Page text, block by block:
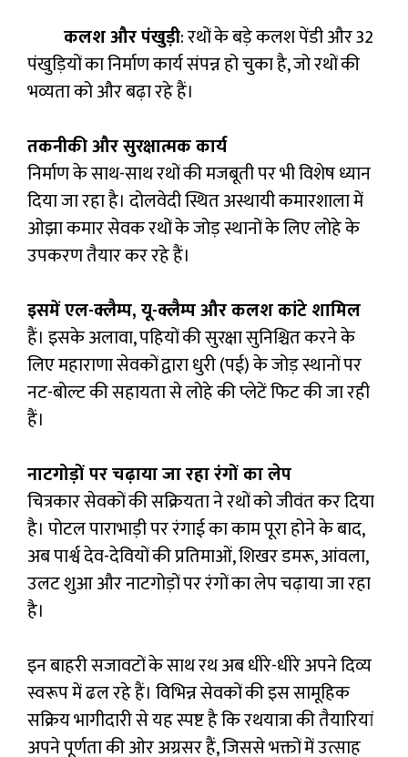
कलश और पंखुड़ी: रथों के बड़े कलश पेंडी और 32
पंखुड़ियों का निर्माण कार्य संपन्न हो चुका है, जो रथों की
भव्यता को और बढ़ा रहे हैं।
तकनीकी और सुरक्षात्मक कार्य
निर्माण के साथ-साथ रथों की मजबूती पर भी विशेष ध्यान
दिया जा रहा है। दोलवेदी स्थित अस्थायी कमारशाला में
ओझा कमार सेवक रथों के जोड़ स्थानों के लिए लोहे के
उपकरण तैयार कर रहे हैं।
इसमें एल-क्लैम्प, यू-क्लैम्प और कलश कांटे शामिल
हैं। इसके अलावा, पहियों की सुरक्षा सुनिश्चित करने के
लिए महाराणा सेवकों द्वारा धुरी (पई) के जोड़ स्थानों पर
नट-बोल्ट की सहायता से लोहे की प्लेटें फिट की जा रही
हैं।
नाटगोड़ों पर चढ़ाया जा रहा रंगों का लेप
चित्रकार सेवकों की सक्रियता ने रथों को जीवंत कर दिया
है। पोटल पाराभाड़ी पर रंगाई का काम पूरा होने के बाद,
अब पार्श्व देव-देवियों की प्रतिमाओं, शिखर डमरू, आंवला,
उलट शुआ और नाटगोड़ों पर रंगों का लेप चढ़ाया जा रहा
है।
इन बाहरी सजावटों के साथ रथ अब धीरे-धीरे अपने दिव्य
स्वरूप में ढल रहे हैं। विभिन्न सेवकों की इस सामूहिक
सक्रिय भागीदारी से यह स्पष्ट है कि रथयात्रा की तैयारियां
अपने पूर्णता की ओर अग्रसर हैं, जिससे भक्तों में उत्साह